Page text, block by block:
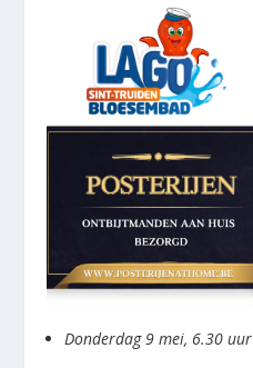
Donderdag 9 mei, 6.30 uur